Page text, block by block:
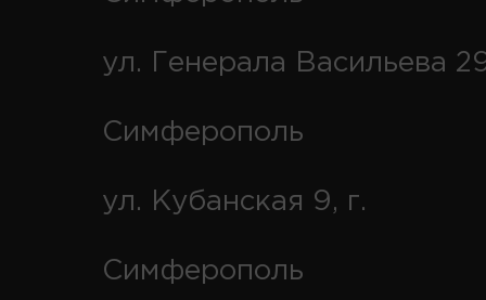
ул. Генерала Васильева
Симферополь
ул. Кубанская 9, г.
Симферополь